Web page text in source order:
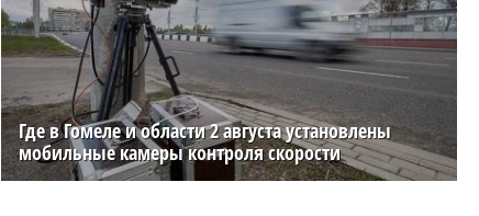
Где в Гомеле и области 2 августа установлены
мобильные камеры контроля скорости